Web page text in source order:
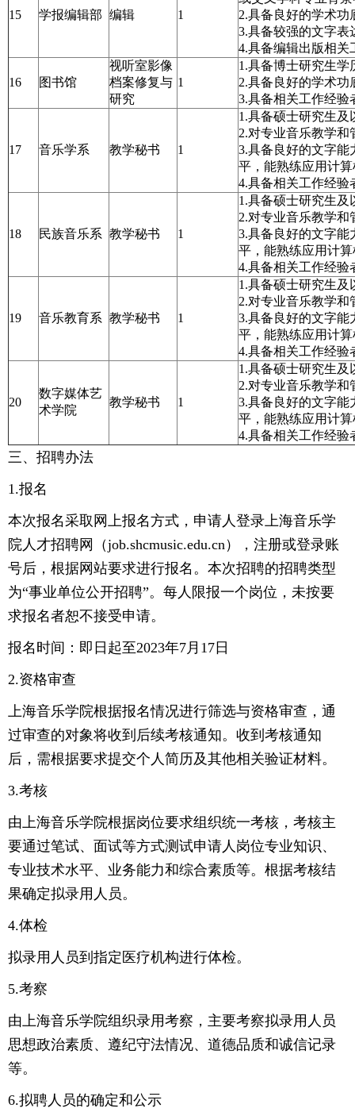
15 学报编辑部 编辑 1
2.具备良好的学术
3.具备较强的文字表
4.具备编辑出版相关
16 图书馆
视听室影像
档案修复与
研究
1
1.具备博士研究生学
2.具备良好的学术
3.具备相关工作经验
17 音乐学系 教学秘书 1
1.具备硕士研究生及
2.对专业音乐教学和
3.具备良好的文字能
平，能熟练应用计
4.具备相关工作经验
18 民族音乐系 教学秘书 1
1.具备硕士研究生及
2.对专业音乐教学和
3.具备良好的文字能
平，能熟练应用计
4.具备相关工作经验
19 音乐教育系 教学秘书 1
1.具备硕士研究生及
2.对专业音乐教学和
3.具备良好的文字能
平，能熟练应用计
4.具备相关工作经验
20
数字媒体艺
术学院
教学秘书 1
1.具备硕士研究生及
2.对专业音乐教学和
3.具备良好的文字能
平，能熟练应用计
4.具备相关工作经验
三、招聘办法
1.报名
本次报名采取网上报名方式，申请人登录上海音乐学
院人才招聘网（job.shcmusic.edu.cn），注册或登录账
号后，根据网站要求进行报名。本次招聘的招聘类型
为“事业单位公开招聘”。每人限报一个岗位，未按要
求报名者恕不接受申请。
报名时间：即日起至2023年7月17日
2.资格审查
上海音乐学院根据报名情况进行筛选与资格审查，通
过审查的对象将收到后续考核通知。收到考核通知
后，需根据要求提交个人简历及其他相关验证材料。
3.考核
由上海音乐学院根据岗位要求组织统一考核，考核主
要通过笔试、面试等方式测试申请人岗位专业知识、
专业技术水平、业务能力和综合素质等。根据考核结
果确定拟录用人员。
4.体检
拟录用人员到指定医疗机构进行体检。
5.考察
由上海音乐学院组织录用考察，主要考察拟录用人员
思想政治素质、遵纪守法情况、道德品质和诚信记录
等。
6.拟聘人员的确定和公示